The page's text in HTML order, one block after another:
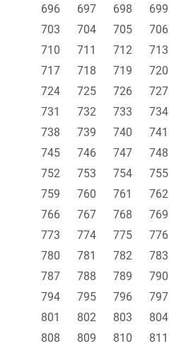
696
697 698 699
703
704 705 706
710
711 712 713
717
718 719 720
724
725 726 727
731
732 733 734
738
739 740 741
745
746 747 748
752
753 754 755
759
760 761 762
766
767 768 769
773
774 775 776
780
781 782 783
787
788 789 790
794
795 796 797
801
802 803 804
808
809 810 811